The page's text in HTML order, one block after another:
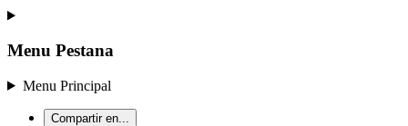
Menu Pestana
Menu Principal
Compartir en...